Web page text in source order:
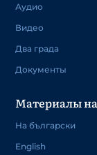
Аудио
Видео
Два града
Документы
Материалы
На български
English